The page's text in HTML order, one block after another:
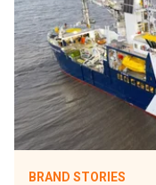
BRAND STORIES